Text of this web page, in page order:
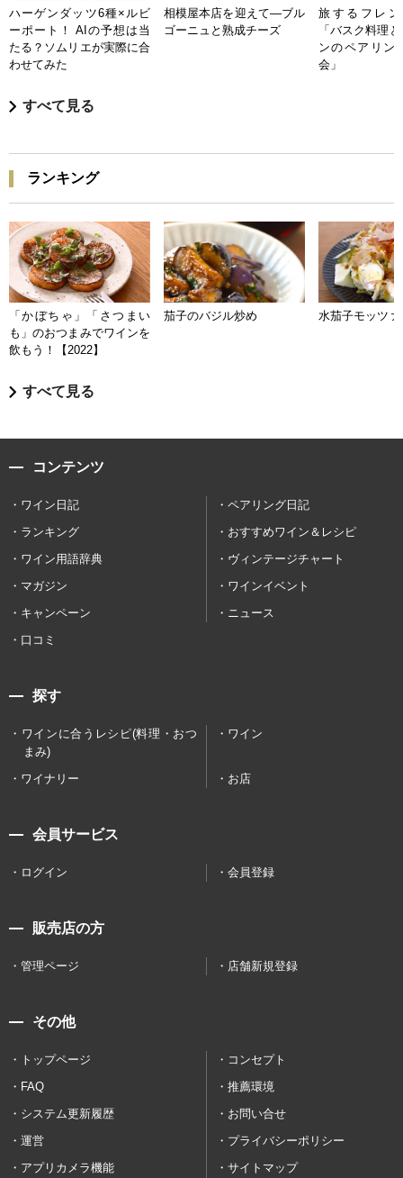
ハーゲンダッツ6種×ルビ
ーポート！ AIの予想は当
たる？ソムリエが実際に合
わせてみた
相模屋本店を迎えて―ブル
ゴーニュと熟成チーズ
旅するフレン
「バスク料理
ンのペアリン
会」
すべて見る
ランキング
「かぼちゃ」「さつまい
も」のおつまみでワインを
飲もう！【2022】
茄子のバジル炒め 水茄子モッツァ
すべて見る
コンテンツ
ワイン日記
ペアリング日記
ランキング
おすすめワイン＆レシピ
ワイン用語辞典
ヴィンテージチャート
マガジン
ワインイベント
キャンペーン
ニュース
口コミ
探す
ワインに合うレシピ(料理・おつ
まみ)
ワイン
ワイナリー お店
会員サービス
ログイン 会員登録
販売店の方
管理ページ 店舗新規登録
その他
トップページ
コンセプト
FAQ
推薦環境
システム更新履歴
お問い合せ
運営
プライバシーポリシー
アプリカメラ機能
サイトマップ